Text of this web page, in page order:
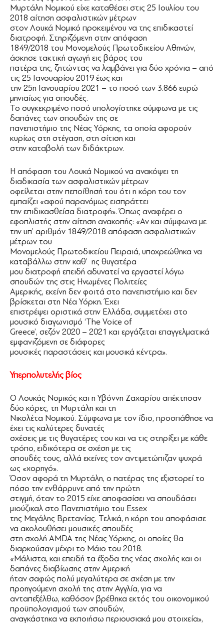
Μυρτάλη Νομικού είχε καταθέσει στις 25 Ιουλίου του
2018 αίτηση ασφαλιστικών μέτρων
στον Λουκά Νομικό προκειμένου να της επιδικαστεί
διατροφή. Στηριζόμενη στην απόφαση
1849/2018 του Μονομελούς Πρωτοδικείου Αθηνών,
άσκησε τακτική αγωγή εις βάρος του
πατέρα της, ζητώντας να λαμβάνει για δύο χρόνια – από
τις 25 Ιανουαρίου 2019 έως και
την 25η Ιανουαρίου 2021 – το ποσό των 3.866 ευρώ
μηνιαίως για σπουδές.
Το συγκεκριμένο ποσό υπολογίστηκε σύμφωνα με τις
δαπάνες των σπουδών της σε
πανεπιστήμιο της Νέας Υόρκης, τα οποία αφορούν
κυρίως στη στέγαση, στη σίτιση και
στην καταβολή των διδάκτρων.
Η απόφαση του Λουκά Νομικού να ανακόψει τη
διαδικασία των ασφαλιστικών μέτρων
οφείλεται στην πεποίθησή του ότι η κόρη του τον
εμπαίζει «αφού παρανόμως εισπράττει
την επιδικασθείσα διατροφή». Όπως αναφέρει ο
εφοπλιστής στην αίτηση ανακοπής: «Αν και σύμφωνα με
την υπ’ αριθμόν 1849/2018 απόφαση ασφαλιστικών
μέτρων του
Μονομελούς Πρωτοδικείου Πειραιά, υποχρεώθηκα να
καταβάλλω στην καθ’ ης θυγατέρα
μου διατροφή επειδή αδυνατεί να εργαστεί λόγω
σπουδών της στις Ηνωμένες Πολιτείες
Αμερικής, εκείνη δεν φοιτά στο πανεπιστήμιο και δεν
βρίσκεται στη Νέα Υόρκη. Έχει
επιστρέψει οριστικά στην Ελλάδα, συμμετέχει στο
μουσικό διαγωνισμό ‘The Voice of
Greece’, σεζόν 2020 – 2021 και εργάζεται επαγγελματικά
εμφανιζόμενη σε διάφορες
μουσικές παραστάσεις και μουσικά κέντρα».
Υπερπολυτελής βίος
Ο Λουκάς Νομικός και η Υβόννη Ζαχαρίου απέκτησαν
δύο κόρες, τη Μυρτάλη και τη
Νικολέτα Νομικού. Σύμφωνα με τον ίδιο, προσπάθησε να
έχει τις καλύτερες δυνατές
σχέσεις με τις θυγατέρες του και να τις στηρίξει με κάθε
τρόπο, ειδικότερα σε σχέση με τις
σπουδές τους, αλλά εκείνες τον αντιμετώπιζαν ψυχρά
ως «χορηγό».
Όσον αφορά τη Μυρτάλη, ο πατέρας της εξιστορεί το
πόσο την ενθάρρυνε από την πρώτη
στιγμή, όταν το 2015 είχε αποφασίσει να σπουδάσει
μιούζικαλ στο Πανεπιστήμιο του Essex
της Μεγάλης Βρετανίας. Τελικά, η κόρη του αποφάσισε
να ακολουθήσει μουσικές σπουδές
στη σχολή AMDA της Νέας Υόρκης, οι οποίες θα
διαρκούσαν μέχρι το Μάιο του 2018.
«Μάλιστα, και επειδή τα έξοδα της νέας σχολής και οι
δαπάνες διαβίωσης στην Αμερική
ήταν σαφώς πολύ μεγαλύτερα σε σχέση με την
προηγούμενη σχολή της στην Αγγλία, για να
ανταπεξέλθω, καθόσον βρέθηκα εκτός του οικονομικού
προϋπολογισμού των σπουδών,
αναγκάστηκα να εκποιήσω περιουσιακά μου στοιχεία»,